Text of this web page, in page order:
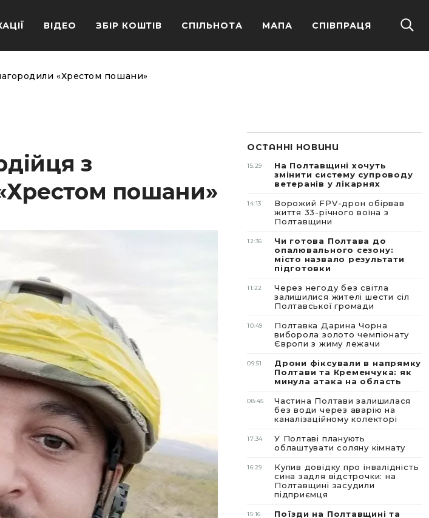
ВІДЕО ЗБІР КОШТІВ СПІЛЬНОТА МАПА СПІВПРАЦЯ
«Хрестом пошани»
з
пошани»
ОСТАННІ НОВИНИ
15:29
На Полтавщині хочуть
змінити систему супроводу
ветеранів у лікарнях
14:13
Ворожий FPV-дрон обірвав
життя 33-річного воїна з
Полтавщини
12:36
Чи готова Полтава до
опалювального сезону:
місто назвало результати
підготовки
11:22
Через негоду без світла
залишилися жителі шести сіл
Полтавської громади
10:49
Полтавка Дарина Чорна
виборола золото чемпіонату
Європи з жиму лежачи
09:51
Дрони фіксували в напрямку
Полтави та Кременчука: як
минула атака на область
08:45
Частина Полтави залишилася
без води через аварію на
каналізаційному колекторі
17:34
У Полтаві планують
облаштувати соляну кімнату
16:29
Купив довідку про інвалідність
сина задля відстрочки: на
Полтавщині засудили
підприємця
15:16
Поїзди на Полтавщині та